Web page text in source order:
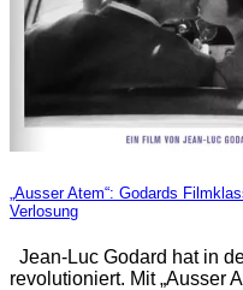
„Ausser Atem“: Godards
Verlosung
Jean-Luc Godard hat in
revolutioniert. Mit „Ausser